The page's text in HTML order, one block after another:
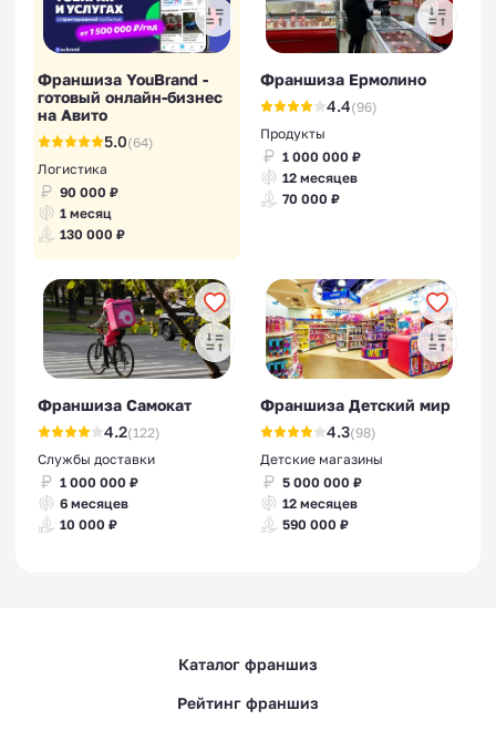
Франшиза YouBrand -
готовый онлайн-бизнес
на Авито
5.0(64)
Логистика
90 000 ₽
1 месяц
130 000 ₽
Франшиза Ермолино
4.4(96)
Продукты
1 000 000 ₽
12 месяцев
70 000 ₽
Франшиза Самокат
4.2(122)
Службы доставки
1 000 000 ₽
6 месяцев
10 000 ₽
Франшиза Детский мир
4.3(98)
Детские магазины
5 000 000 ₽
12 месяцев
590 000 ₽
Каталог франшиз
Рейтинг франшиз